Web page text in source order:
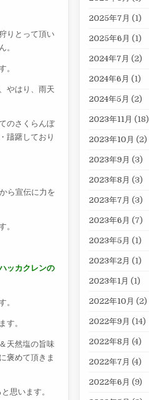
りとって頂い
。
。
やはり、雨天
のさくらんぼ
躊躇しており
ら宣伝に力を
。
ッカクレンの
。
す。
天然塩の旨味
褒めて頂きま
思います。
2025年7月 (1)
2025年6月 (1)
2024年7月 (2)
2024年6月 (1)
2024年5月 (2)
2023年11月 (18)
2023年10月 (2)
2023年9月 (3)
2023年8月 (3)
2023年7月 (3)
2023年6月 (7)
2023年5月 (1)
2023年2月 (1)
2023年1月 (1)
2022年10月 (2)
2022年9月 (14)
2022年8月 (4)
2022年7月 (4)
2022年6月 (9)